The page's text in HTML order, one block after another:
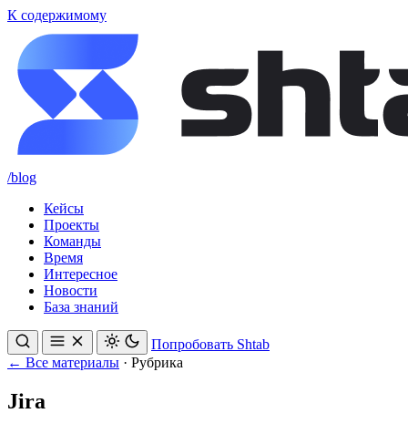
К содержимому
/blog
Кейсы
Проекты
Команды
Время
Интересное
Новости
База знаний
Попробовать Shtab
← Все материалы · Рубрика
Jira